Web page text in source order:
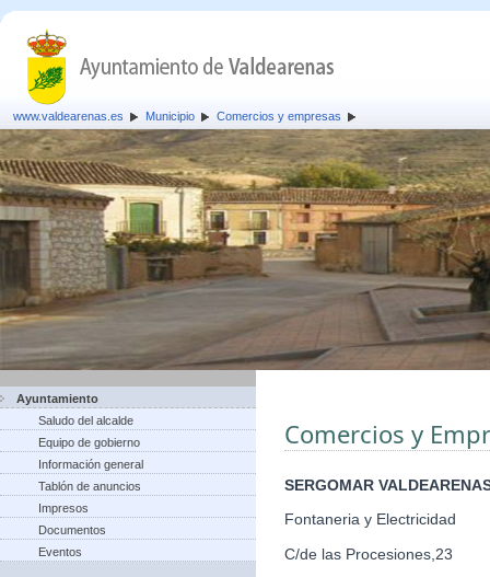
www.valdearenas.es Municipio Comercios y empresas
Ayuntamiento
Saludo del alcalde
Equipo de gobierno
Información general
Tablón de anuncios
Impresos
Documentos
Eventos
Comercios y
SERGOMAR
Fontaneria y Electricidad
C/de las Procesiones,23